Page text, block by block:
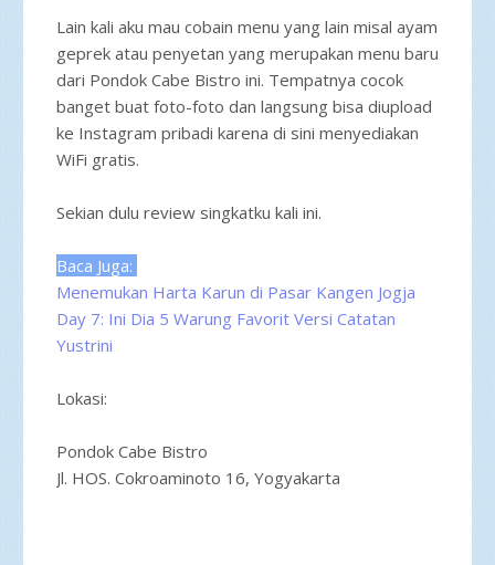
Lain kali aku mau cobain menu yang lain misal ayam
geprek atau penyetan yang merupakan menu baru
dari Pondok Cabe Bistro ini. Tempatnya cocok
banget buat foto-foto dan langsung bisa diupload
ke Instagram pribadi karena di sini menyediakan
WiFi gratis.
Sekian dulu review singkatku kali ini.
Baca Juga:
Menemukan Harta Karun di Pasar Kangen Jogja
Day 7: Ini Dia 5 Warung Favorit Versi Catatan
Yustrini
Lokasi:
Pondok Cabe Bistro
Jl. HOS. Cokroaminoto 16, Yogyakarta